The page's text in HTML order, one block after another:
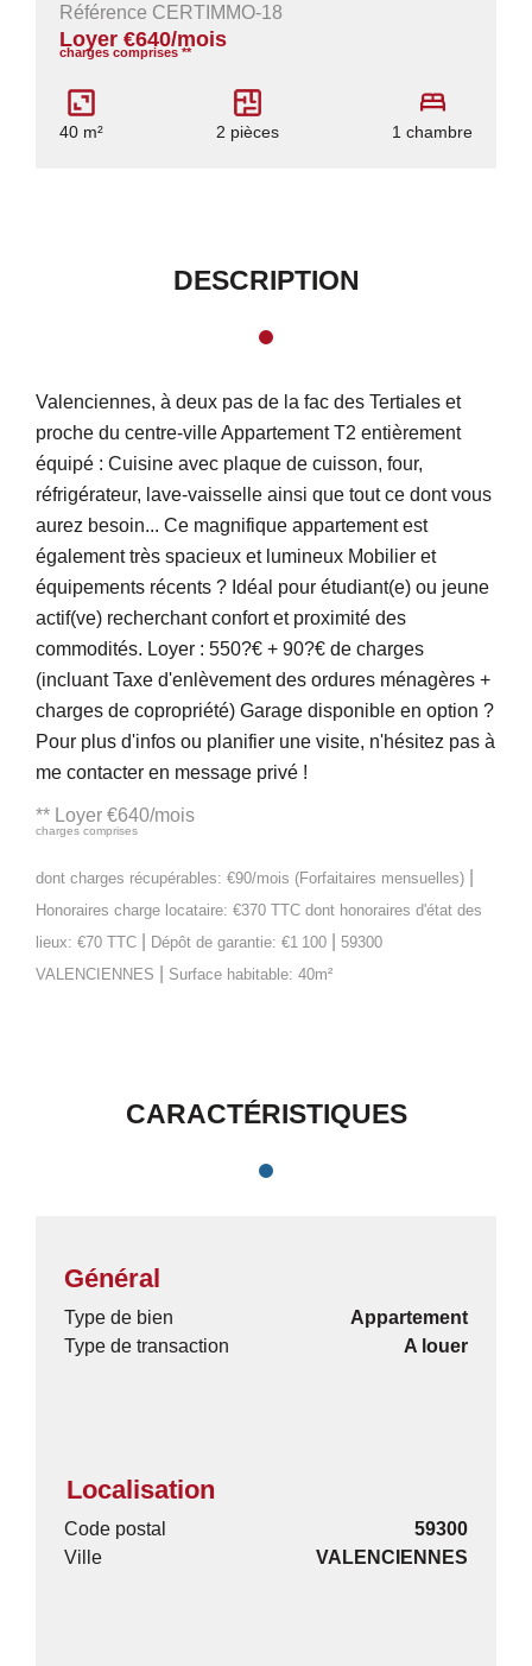
Référence CERTIMMO-18
Loyer €640/mois
charges comprises **
40 m² 2 pièces 1 chambre
DESCRIPTION
Valenciennes, à deux pas de la fac des Tertiales et
proche du centre-ville Appartement T2 entièrement
équipé : Cuisine avec plaque de cuisson, four,
réfrigérateur, lave-vaisselle ainsi que tout ce dont vous
aurez besoin... Ce magnifique appartement est
également très spacieux et lumineux Mobilier et
équipements récents ? Idéal pour étudiant(e) ou jeune
actif(ve) recherchant confort et proximité des
commodités. Loyer : 550?€ + 90?€ de charges
(incluant Taxe d'enlèvement des ordures ménagères +
charges de copropriété) Garage disponible en option ?
Pour plus d'infos ou planifier une visite, n'hésitez pas à
me contacter en message privé !
** Loyer €640/mois
charges comprises
dont charges récupérables: €90/mois (Forfaitaires mensuelles)
Honoraires charge locataire: €370 TTC dont honoraires d'état des
lieux: €70 TTC
Dépôt de garantie: €1 100
59300
VALENCIENNES
Surface habitable: 40m²
CARACTÉRISTIQUES
Général
Type de bien
Appartement
Type de transaction
A louer
Localisation
Code postal
59300
Ville
VALENCIENNES